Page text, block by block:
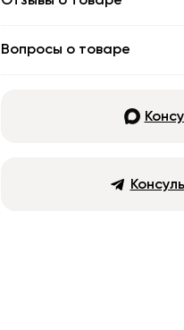
Вопросы о товаре